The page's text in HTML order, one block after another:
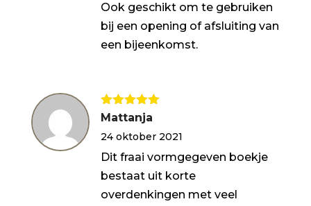
Ook geschikt om te gebruiken
bij een opening of afsluiting van
een bijeenkomst.
Gewaardeerd
Mattanja
24 oktober 2021
Dit fraai vormgegeven boekje
bestaat uit korte
overdenkingen met veel